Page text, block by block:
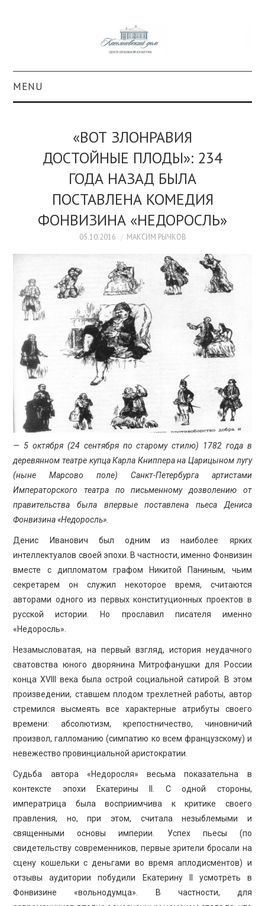
MENU
КОЛЛЕКЦИИ
#КАСДОМ
КУЛЬТУРА
ОБРАЗОВАНИЕ
ПРОСВЕЩЕНИЕ
«ВОТ ЗЛОНРАВИЯ
ДОСТОЙНЫЕ ПЛОДЫ»: 234
ГОДА НАЗАД БЫЛА
ПОСТАВЛЕНА КОМЕДИЯ
ФОНВИЗИНА «НЕДОРОСЛЬ»
05.10.2016 МАКСИМ РЫЧКОВ
— 5 октября (24 сентября по старому стилю) 1782 года в
деревянном театре купца Карла Книппера на Царицыном лугу
(ныне Марсово поле) Санкт-Петербурга артистами
Императорского театра по письменному дозволению от
правительства была впервые поставлена пьеса Дениса
Фонвизина «Недоросль».
Денис Иванович был одним из наиболее ярких
интеллектуалов своей эпохи. В частности, именно Фонвизин
вместе с дипломатом графом Никитой Паниным, чьим
секретарем он служил некоторое время, считаются
авторами одного из первых конституционных проектов в
русской истории. Но прославил писателя именно
«Недоросль».
Незамысловатая, на первый взгляд, история неудачного
сватовства юного дворянина Митрофанушки для России
конца XVIII века была острой социальной сатирой. В этом
произведении, ставшем плодом трехлетней работы, автор
стремился высмеять все характерные атрибуты своего
времени: абсолютизм, крепостничество, чиновничий
произвол, галломанию (симпатию ко всем французскому) и
невежество провинциальной аристократии.
Судьба автора «Недоросля» весьма показательна в
контексте эпохи Екатерины II. С одной стороны,
императрица была восприимчива к критике своего
правления, но, при этом, считала незыблемыми и
священными основы империи. Успех пьесы (по
свидетельству современников, первые зрители бросали на
сцену кошельки с деньгами во время аплодисментов) и
отзывы аудитории побудили Екатерину II усмотреть в
Фонвизине «вольнодумца». В частности, для